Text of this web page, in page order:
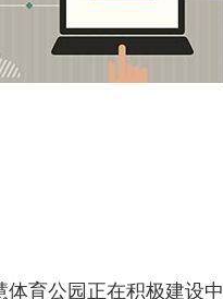
体育公园正在积极建设中